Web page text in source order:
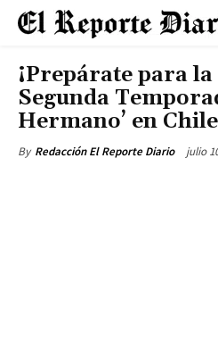
¡Prepárate para
Segunda
Hermano’ en
By Redacción El Reporte Diario julio